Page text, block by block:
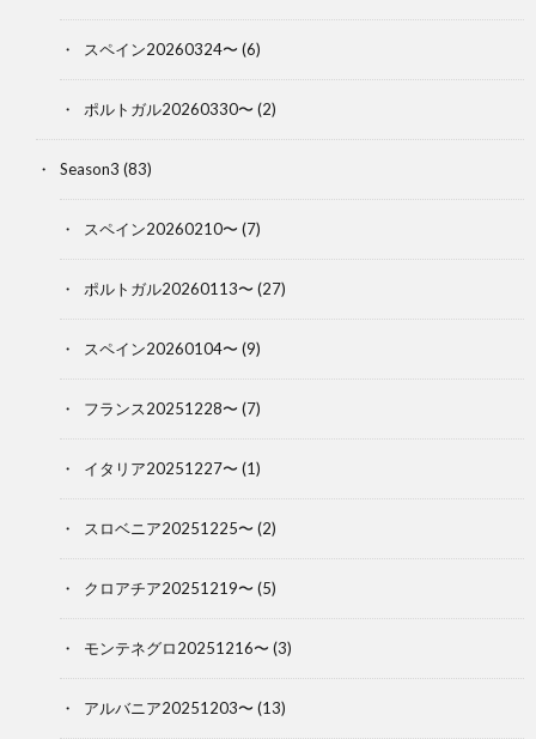
スペイン20260324〜 (6)
ポルトガル20260330〜 (2)
Season3 (83)
スペイン20260210〜 (7)
ポルトガル20260113〜 (27)
スペイン20260104〜 (9)
フランス20251228〜 (7)
イタリア20251227〜 (1)
スロベニア20251225〜 (2)
クロアチア20251219〜 (5)
モンテネグロ20251216〜 (3)
アルバニア20251203〜 (13)